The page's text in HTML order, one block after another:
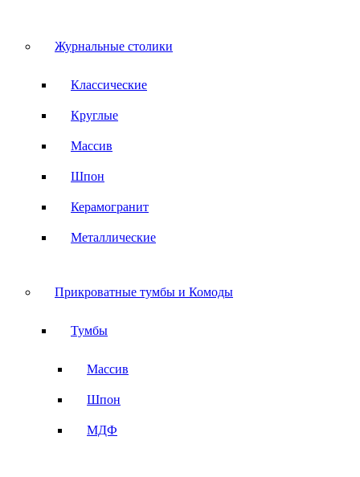
Журнальные столики
Классические
Круглые
Массив
Шпон
Керамогранит
Металлические
Прикроватные тумбы и Комоды
Тумбы
Массив
Шпон
МДФ